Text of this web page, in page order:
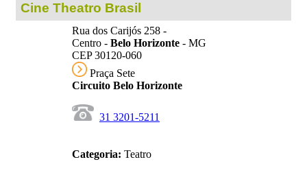
Cine Theatro Brasil
Rua dos Carijós 258 -
Centro - Belo Horizonte - MG
CEP 30120-060
Praça Sete
Circuito Belo Horizonte
31 3201-5211
Categoria: Teatro